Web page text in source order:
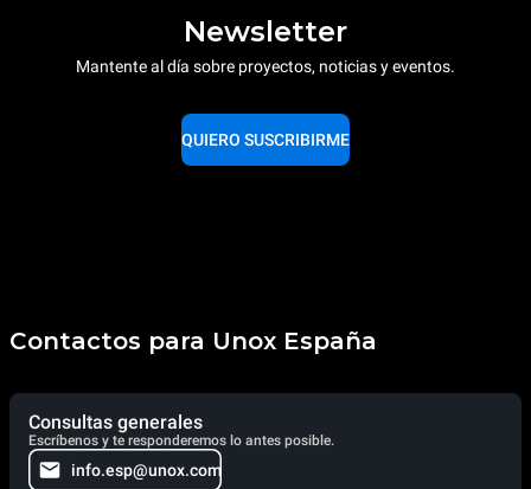
Newsletter
Mantente al día sobre proyectos, noticias y eventos.
QUIERO SUSCRIBIRME
Contactos para Unox España
Consultas generales
Escríbenos y te responderemos lo antes posible.
info.esp@unox.com